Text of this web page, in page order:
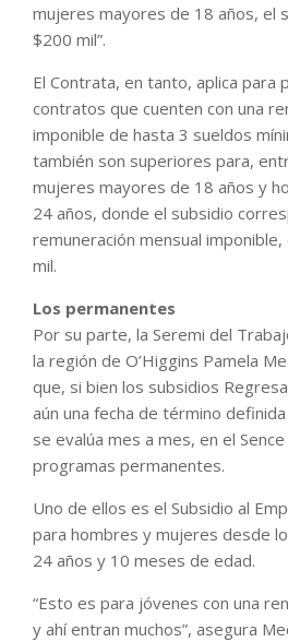
mujeres mayores de 18 años, el
$200 mil”.
El Contrata, en tanto, aplica para
contratos que cuenten con una
imponible de hasta 3 sueldos
también son superiores para,
mujeres mayores de 18 años y
24 años, donde el subsidio
remuneración mensual
mil.
Los permanentes
Por su parte, la Seremi del
la región de O’Higgins Pamela
que, si bien los subsidios
aún una fecha de término
se evalúa mes a mes, en el
programas permanentes.
Uno de ellos es el Subsidio al
para hombres y mujeres desde
24 años y 10 meses de edad.
“Esto es para jóvenes con una
y ahí entran muchos”, asegura